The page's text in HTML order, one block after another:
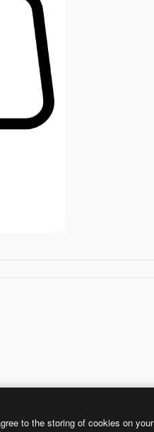
to the storing of cookies on